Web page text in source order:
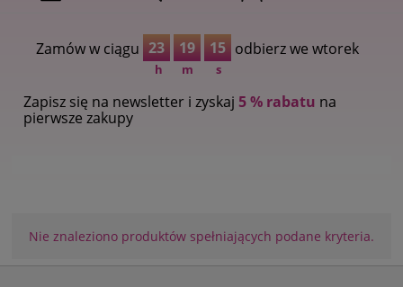
Zamów w ciągu 23
h
19
m
15
s
odbierz we wtorek
Zapisz się na newsletter i zyskaj 5 % rabatu na
pierwsze zakupy
Nie znaleziono produktów spełniających podane kryteria.